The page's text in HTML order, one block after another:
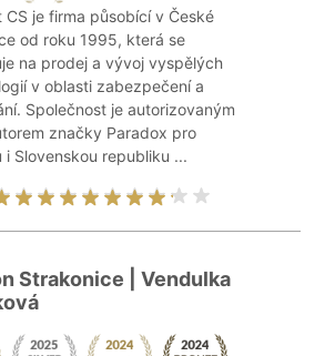
CS je firma působící v České
od roku 1995, která se
na prodej a vývoj vyspělých
v oblasti zabezpečení a
Společnost je autorizovaným
značky Paradox pro
i Slovenskou republiku ...
Strakonice | Vendulka